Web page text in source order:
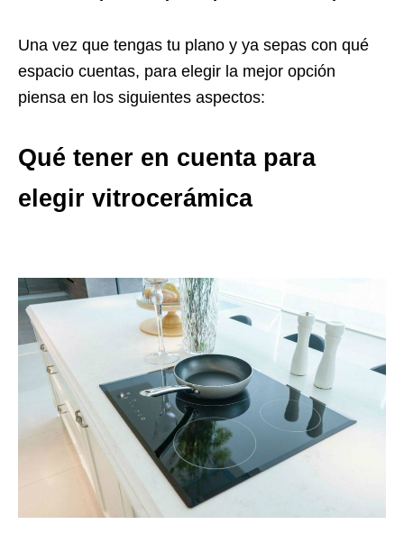
Una vez que tengas tu plano y ya sepas con qué
espacio cuentas, para elegir la mejor opción
piensa en los siguientes aspectos:
Qué tener en cuenta para
elegir vitrocerámica